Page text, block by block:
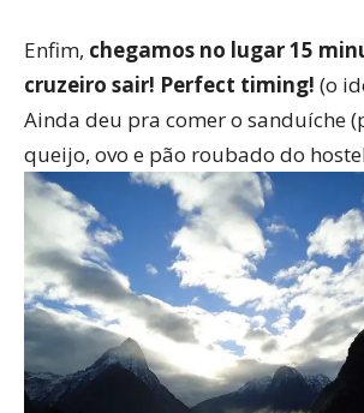
Enfim, chegamos no lugar 15
cruzeiro sair! Perfect timing! (o
Ainda deu pra comer o sanduíche
queijo, ovo e pão roubado do